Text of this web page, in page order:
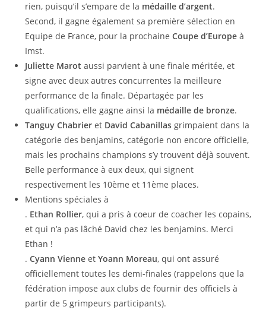
rien, puisqu’il s’empare de la médaille d’argent.
Second, il gagne également sa première sélection en
Equipe de France, pour la prochaineCoupe d’Europe à
Imst.
Juliette Marot aussi parvient à une finale méritée, et
signe avec deux autres concurrentes la meilleure
performance de la finale. Départagée par les
qualifications, elle gagne ainsi la médaille de bronze.
Tanguy Chabrier et David Cabanillas grimpaient dans la
catégorie des benjamins, catégorie non encore officielle,
mais les prochains champions s’y trouvent déjà souvent.
Belle performance à eux deux, qui signent
respectivement les 10ème et 11ème places.
Mentions spéciales à
. Ethan Rollier, qui a pris à coeur de coacher les copains,
et qui n’a pas lâché David chez les benjamins. Merci
Ethan !
.Cyann Vienneet Yoann Moreau, qui ont assuré
officiellement toutes les demi-finales (rappelons que la
fédération impose aux clubs de fournir des officiels à
partir de 5 grimpeurs participants).